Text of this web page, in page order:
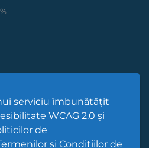
serviciu îmbunătățit
WCAG 2.0 și
de
și Condițiilor de
%